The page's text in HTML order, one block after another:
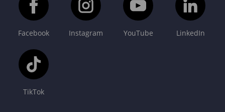
Facebook Instagram YouTube LinkedIn
TikTok